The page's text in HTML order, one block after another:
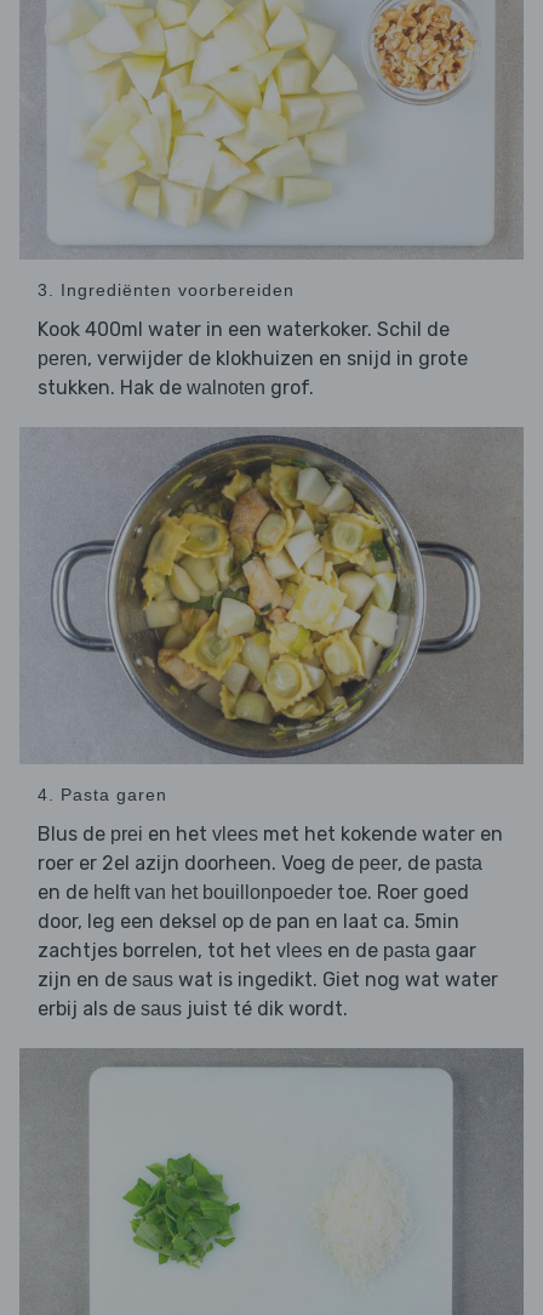
3. Ingrediënten voorbereiden
Kook 400ml water in een waterkoker. Schil de
peren, verwijder de klokhuizen en snijd in grote
stukken. Hak de walnoten grof.
4. Pasta garen
Blus de prei en het vlees met het kokende water en
roer er 2el azijn doorheen. Voeg de peer, de pasta
en de helft van het bouillonpoeder toe. Roer goed
door, leg een deksel op de pan en laat ca. 5min
zachtjes borrelen, tot het vlees en de pasta gaar
zijn en de saus wat is ingedikt. Giet nog wat water
erbij als de saus juist té dik wordt.